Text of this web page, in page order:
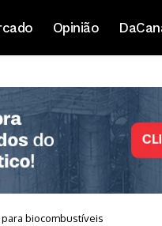
Opinião
biocombustíveis